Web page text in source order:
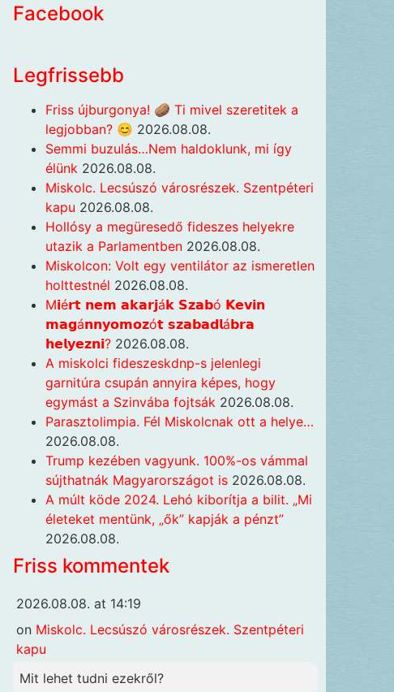
Facebook
Legfrissebb
Friss újburgonya! 🥔 Ti mivel szeretitek a
legjobban? 😊 2026.08.08.
Semmi buzulás…Nem haldoklunk, mi így
élünk 2026.08.08.
Miskolc. Lecsúszó városrészek. Szentpéteri
kapu 2026.08.08.
Hollósy a megüresedő fideszes helyekre
utazik a Parlamentben 2026.08.08.
Miskolcon: Volt egy ventilátor az ismeretlen
holttestnél 2026.08.08.
M𝗶é𝗿𝘁 𝗻𝗲𝗺 𝗮𝗸𝗮𝗿𝗷á𝗸 𝗦𝘇𝗮𝗯ó 𝗞𝗲𝘃𝗶𝗻
𝗺𝗮𝗴á𝗻𝗻𝘆𝗼𝗺𝗼𝘇ó𝘁 𝘀𝘇𝗮𝗯𝗮𝗱𝗹á𝗯𝗿𝗮
𝗵𝗲𝗹𝘆𝗲𝘇𝗻𝗶? 2026.08.08.
A miskolci fideszeskdnp-s jelenlegi
garnitúra csupán annyira képes, hogy
egymást a Szinvába fojtsák 2026.08.08.
Parasztolimpia. Fél Miskolcnak ott a helye…
2026.08.08.
Trump kezében vagyunk. 100%-os vámmal
sújthatnák Magyarországot is 2026.08.08.
A múlt köde 2024. Lehó kiborítja a bilit. „Mi
életeket mentünk, „ők” kapják a pénzt”
2026.08.08.
Friss kommentek
2026.08.08. at 14:19
on Miskolc. Lecsúszó városrészek. Szentpéteri
kapu
Mit lehet tudni ezekről?